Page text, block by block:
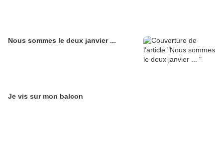
Nous sommes le deux janvier ...
Je vis sur mon balcon